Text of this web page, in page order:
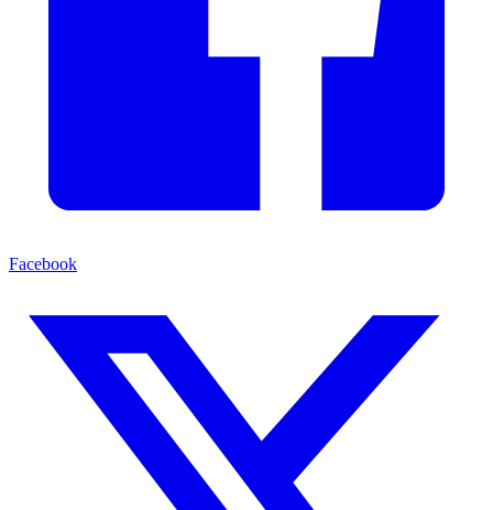
Facebook